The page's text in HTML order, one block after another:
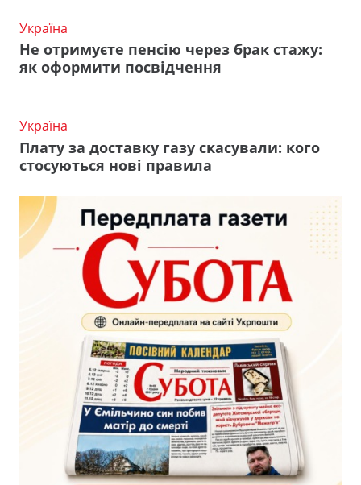
Україна
Не отримуєте пенсію через брак стажу:
як оформити посвідчення
Україна
Плату за доставку газу скасували: кого
стосуються нові правила